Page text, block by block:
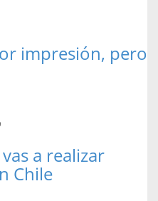
impresión, pero
a realizar
Chile